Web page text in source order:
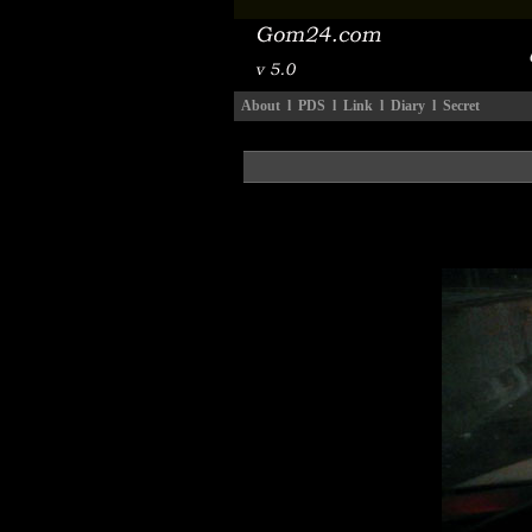
About l PDS l Link l Diary l Secret